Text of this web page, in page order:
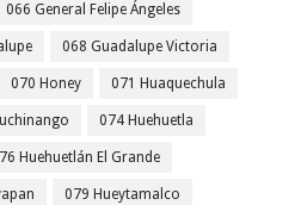
066 General Felipe Ángeles
068 Guadalupe Victoria
070 Honey 071 Huaquechula
074 Huehuetla
Huehuetlán El Grande
079 Hueytamalco